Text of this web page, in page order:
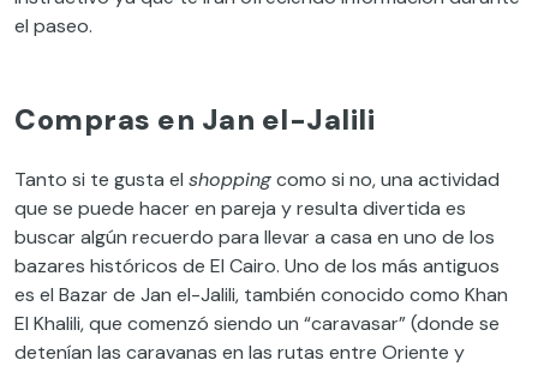
el paseo.
Compras en Jan el-Jalili
Tanto si te gusta el shoppingcomo si no, una actividad
que se puede hacer en pareja y resulta divertida es
buscar algún recuerdo para llevar a casa en uno de los
bazares históricos de El Cairo. Uno de los más antiguos
es el Bazar de Jan el-Jalili, también conocido como Khan
El Khalili, que comenzó siendo un “caravasar” (donde se
detenían las caravanas en las rutas entre Oriente y